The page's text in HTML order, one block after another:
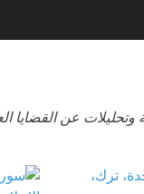
عن القضايا